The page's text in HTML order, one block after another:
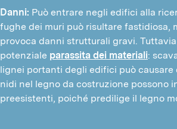
Danni: Può entrare negli edifici alla
fughe dei muri può risultare fastidiosa,
provoca danni strutturali gravi.
potenziale parassita dei materiali:
lignei portanti degli edifici può
nidi nel legno da costruzione possono
preesistenti, poiché predilige il legno